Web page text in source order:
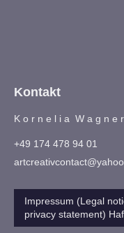
Kontakt
K o r n e l i a W a g n e r
+49 174 478 94 01
Impressum (Legal
privacy statement)